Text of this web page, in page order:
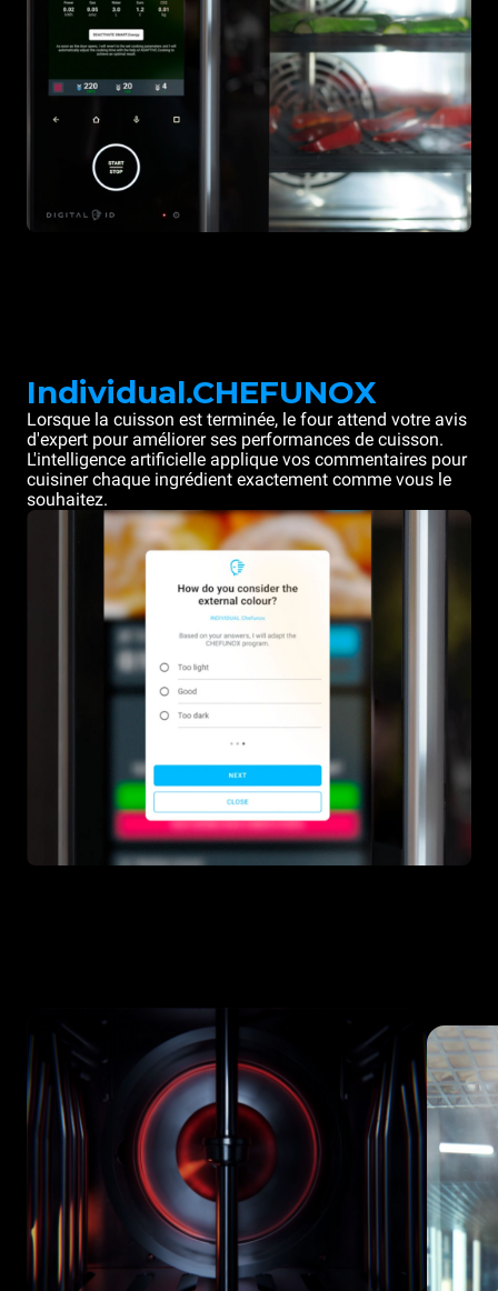
Individual.CHEFUNOX
Lorsque la cuisson est terminée, le four attend votre avis
d'expert pour améliorer ses performances de cuisson.
L'intelligence artificielle applique vos commentaires pour
cuisiner chaque ingrédient exactement comme vous le
souhaitez.